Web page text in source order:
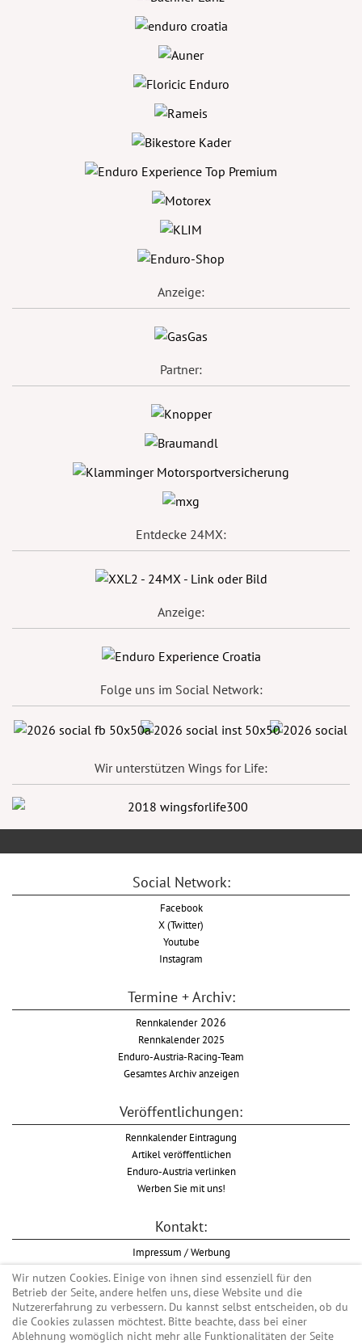
Anzeige:
Partner:
Entdecke 24MX:
Anzeige:
Folge uns im Social Network:
Wir unterstützen Wings for Life:
Social Network:
Facebook
X (Twitter)
Youtube
Instagram
Termine + Archiv:
Rennkalender2026
Rennkalender 2025
Enduro-Austria-Racing-Team
Gesamtes Archiv anzeigen
Veröffentlichungen:
Rennkalender Eintragung
Artikel veröffentlichen
Enduro-Austria verlinken
Werben Sie mit uns!
Kontakt:
Impressum / Werbung
Datenschutzinformation
Informationspflicht WKO
AGB
Wir nutzen Cookies. Einige von ihnen sind essenziell für den
Betrieb der Seite, andere helfen uns, diese Website und die
Nutzererfahrung zu verbessern. Du kannst selbst entscheiden, ob du
die Cookies zulassen möchtest. Bitte beachte, dass bei einer
Ablehnung womöglich nicht mehr alle Funktionalitäten der Seite